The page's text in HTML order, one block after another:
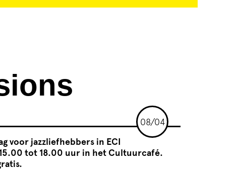
08/04
voor jazzliefhebbers in ECI
tot 18.00 uur in het Cultuurcafé.